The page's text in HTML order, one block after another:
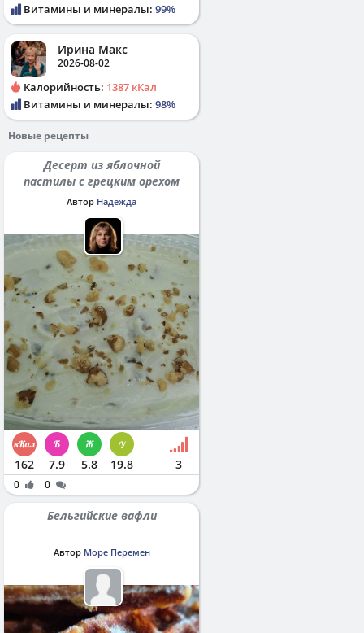
Витамины и минералы: 99%
Ирина Макс
2026-08-02
Калорийность: 1387 кКал
Витамины и минералы: 98%
Новые рецепты
Десерт из яблочной
пастилы с грецким орехом
Автор Надежда
162 7.9 5.8 19.8 3
0 0
Бельгийские вафли
Автор Море Перемен